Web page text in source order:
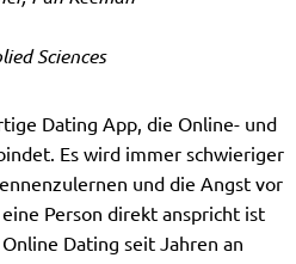
Sciences
Dating App, die Online- und
Es wird immer schwieriger
und die Angst vor
Person direkt anspricht ist
Dating seit Jahren an